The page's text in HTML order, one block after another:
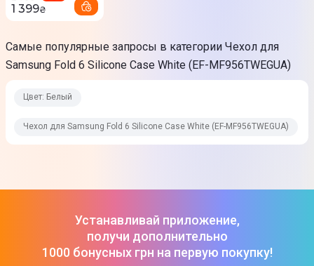
1 399₴
Самые популярные запросы в категории Чехол для
Samsung Fold 6 Silicone Case White (EF-MF956TWEGUA)
Цвет: Белый
Чехол для Samsung Fold 6 Silicone Case White (EF-MF956TWEGUA)
Устанавливай приложение,
получи дополнительно
1000 бонусных грн на первую покупку!